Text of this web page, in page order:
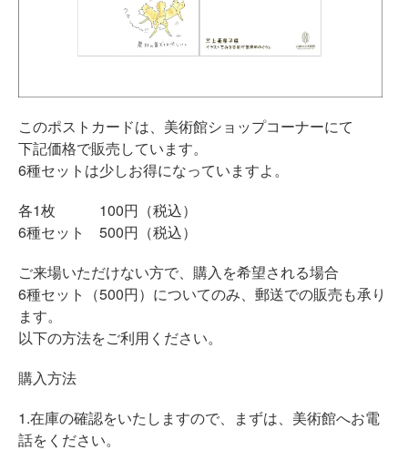
このポストカードは、美術館ショップコーナーにて
下記価格で販売しています。
6種セットは少しお得になっていますよ。
各1枚 100円（税込）
6種セット 500円（税込）
ご来場いただけない方で、購入を希望される場合
6種セット（500円）についてのみ、郵送での販売も承り
ます。
以下の方法をご利用ください。
購入方法
1.在庫の確認をいたしますので、まずは、美術館へお電
話をください。